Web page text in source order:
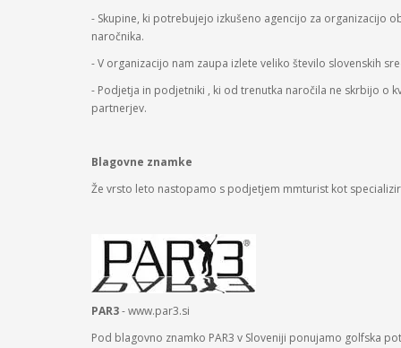
- Skupine, ki potrebujejo izkušeno agencijo za organizacijo
naročnika.
- V organizacijo nam zaupa izlete veliko število slovenskih
- Podjetja in podjetniki , ki od trenutka naročila ne skrbijo o
partnerjev.
Blagovne znamke
Že vrsto leto nastopamo s podjetjem mmturist kot
PAR3- www.par3.si
Pod blagovno znamko PAR3 v Sloveniji ponujamo golfska